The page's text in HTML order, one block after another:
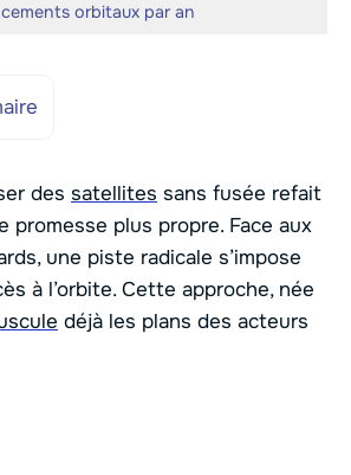
orbitaux par an
des satellites sans fusée refait
promesse plus propre. Face aux
une piste radicale s’impose
à l’orbite. Cette approche, née
déjà les plans des acteurs